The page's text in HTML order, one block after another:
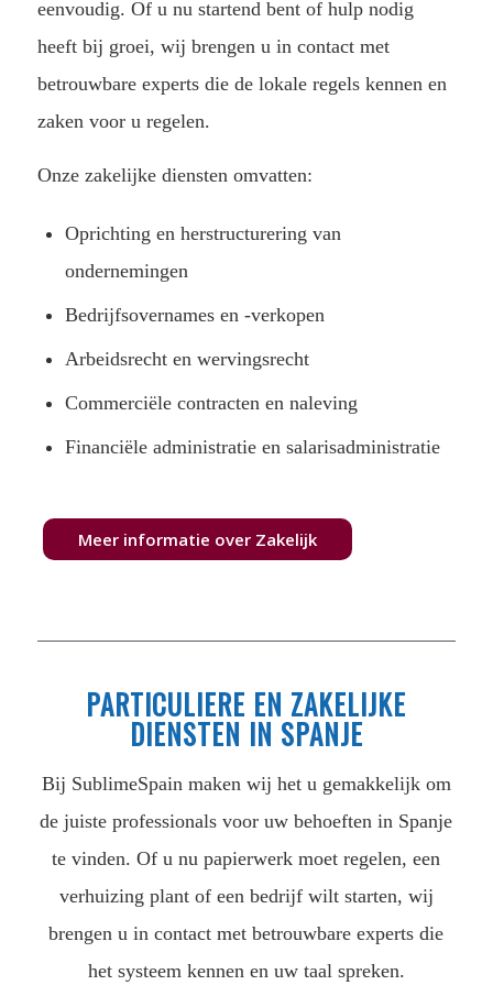
eenvoudig. Of u nu startend bent of hulp nodig
heeft bij groei, wij brengen u in contact met
betrouwbare experts die de lokale regels kennen en
zaken voor u regelen.
Onze zakelijke diensten omvatten:
Oprichting en herstructurering van
ondernemingen
Bedrijfsovernames en -verkopen
Arbeidsrecht en wervingsrecht
Commerciële contracten en naleving
Financiële administratie en salarisadministratie
Meer informatie over Zakelijk
PARTICULIERE EN ZAKELIJKE
DIENSTEN IN SPANJE
Bij SublimeSpain maken wij het u gemakkelijk om
de juiste professionals voor uw behoeften in Spanje
te vinden. Of u nu papierwerk moet regelen, een
verhuizing plant of een bedrijf wilt starten, wij
brengen u in contact met betrouwbare experts die
het systeem kennen en uw taal spreken.